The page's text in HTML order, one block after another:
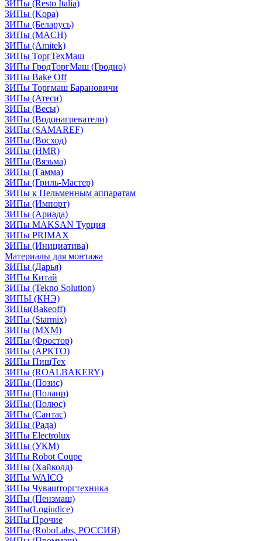
ЗИПы (Resto Italia)
ЗИПы (Kopa)
ЗИПы (Беларусь)
ЗИПы (MACH)
ЗИПы (Amitek)
ЗИПы ТоргТехМаш
ЗИПы ГродТоргМаш (Гродно)
ЗИПы Bake Off
ЗИПы Торгмаш Барановичи
ЗИПы (Атеси)
ЗИПы (Весы)
ЗИПы (Водонагреватели)
ЗИПы (SAMAREF)
ЗИПы (Восход)
ЗИПы (HMR)
ЗИПы (Вязьма)
ЗИПы (Гамма)
ЗИПы (Гриль-Мастер)
ЗИПы к Пельменным аппаратам
ЗИПы (Импорт)
ЗИПы (Ариада)
ЗИПы MAKSAN Турция
ЗИПы PRIMAX
ЗИПы (Инициатива)
Материалы для монтажа
ЗИПы (Дарья)
ЗИПы Китай
ЗИПы (Tekno Solution)
ЗИПЫ (КНЭ)
ЗИПы(Bakeoff)
ЗИПы (Starmix)
ЗИПы (МХМ)
ЗИПы (Фростор)
ЗИПы (АРКТО)
ЗИПы ПищТех
ЗИПы (ROALBAKERY)
ЗИПы (Позис)
ЗИПы (Полаир)
ЗИПы (Полюс)
ЗИПы (Сантас)
ЗИПы (Рада)
ЗИПы Electrolux
ЗИПы (УКМ)
ЗИПы Robot Coupe
ЗИПы (Хайколд)
ЗИПы WAICO
ЗИПы Чувашторгтехника
ЗИПы (Пензмаш)
ЗИПы(Logiudice)
ЗИПы Прочие
ЗИПы (RoboLabs, РОССИЯ)